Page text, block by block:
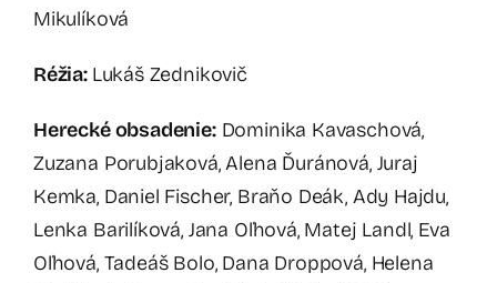
Mikulíková
Réžia: Lukáš Zednikovič
Herecké obsadenie:Dominika Kavaschová,
Zuzana Porubjaková, Alena Ďuránová, Juraj
Kemka, Daniel Fischer, Braňo Deák, Ady Hajdu,
Lenka Barilíková, Jana Oľhová, Matej Landl, Eva
Oľhová, Tadeáš Bolo, Dana Droppová, Helena